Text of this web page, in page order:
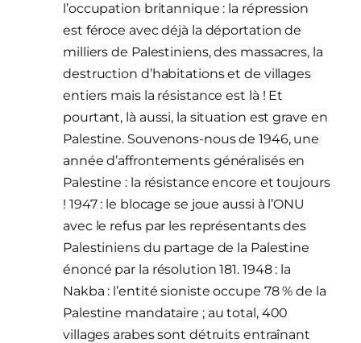
l’occupation britannique : la répression
est féroce avec déjà la déportation de
milliers de Palestiniens, des massacres, la
destruction d’habitations et de villages
entiers mais la résistance est là ! Et
pourtant, là aussi, la situation est grave en
Palestine. Souvenons-nous de 1946, une
année d’affrontements généralisés en
Palestine : la résistance encore et toujours
! 1947 : le blocage se joue aussi à l’ONU
avec le refus par les représentants des
Palestiniens du partage de la Palestine
énoncé par la résolution 181. 1948 : la
Nakba : l’entité sioniste occupe 78 % de la
Palestine mandataire ; au total, 400
villages arabes sont détruits entraînant